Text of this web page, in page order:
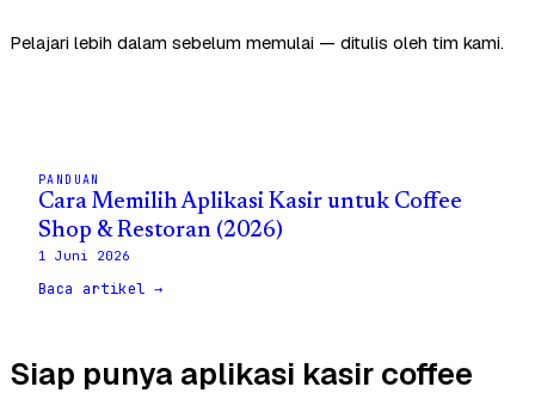
Pelajari lebih dalam sebelum memulai — ditulis oleh tim kami.
PANDUAN
Cara Memilih Aplikasi Kasir untuk Coffee
Shop & Restoran (2026)
1 Juni 2026
Baca artikel →
Siap punya aplikasi kasir coffee